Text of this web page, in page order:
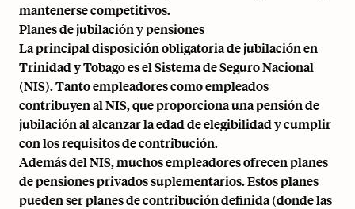
mantenerse competitivos.
Planes de jubilación y pensiones
La principal disposición obligatoria de jubilación en
Trinidad y Tobago es el Sistema de Seguro Nacional
(NIS). Tanto empleadores como empleados
contribuyen al NIS, que proporciona una pensión de
jubilación al alcanzar la edad de elegibilidad y cumplir
con los requisitos de contribución.
Además del NIS, muchos empleadores ofrecen planes
de pensiones privados suplementarios. Estos planes
pueden ser planes de contribución definida (donde las